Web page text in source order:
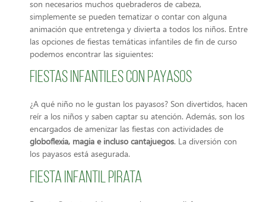
son necesarios muchos quebraderos de cabeza,
simplemente se pueden tematizar o contar con alguna
animación que entretenga y divierta a todos los niños. Entre
las opciones de fiestas temáticas infantiles de fin de curso
podemos encontrar las siguientes:
Fiestas infantiles con payasos
¿A qué niño no le gustan los payasos? Son divertidos, hacen
reír a los niños y saben captar su atención. Además, son los
encargados de amenizar las fiestas con actividades de
globoflexia, magia e incluso cantajuegos. La diversión con
los payasos está asegurada.
Fiesta infantil pirata